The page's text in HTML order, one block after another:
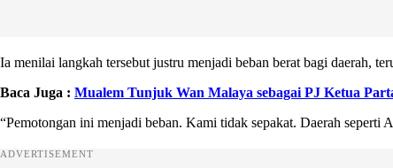
Ia menilai langkah tersebut justru menjadi beban berat bagi daerah,
Baca Juga : Mualem Tunjuk Wan Malaya sebagai PJ Ketua
“Pemotongan ini menjadi beban. Kami tidak sepakat. Daerah seperti
ADVERTISEMENT